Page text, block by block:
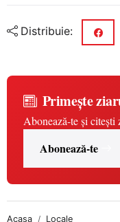
Distribuie:
Primește
Abonează-te și
Abonează-te
Acasa
Locale